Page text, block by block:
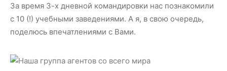
За время 3-х дневной командировки нас познакомили
с 10 (!) учебными заведениями. А я, в свою очередь,
поделюсь впечатлениями с Вами.